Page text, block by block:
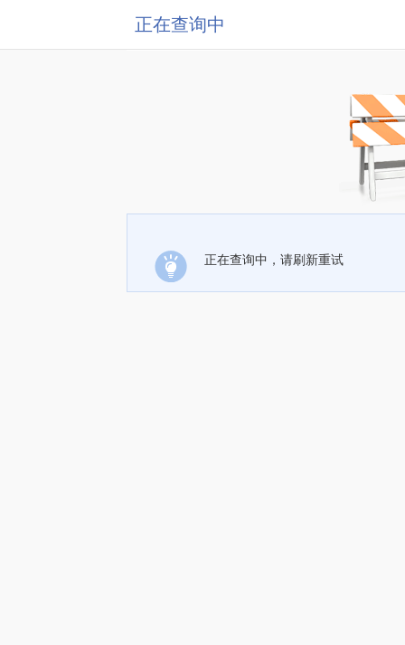
正在查询中
正在查询中，请刷新重试